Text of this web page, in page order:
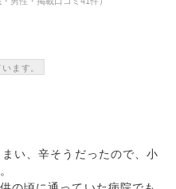
ます。
い、辛そうだったので、小